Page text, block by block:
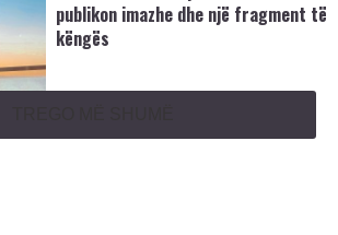
publikon imazhe dhe një fragment të
këngës